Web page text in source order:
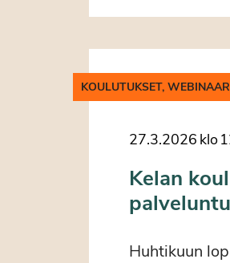
KOULUTUKSET,
27.3.2026 klo
Kelan
Huhtikuun